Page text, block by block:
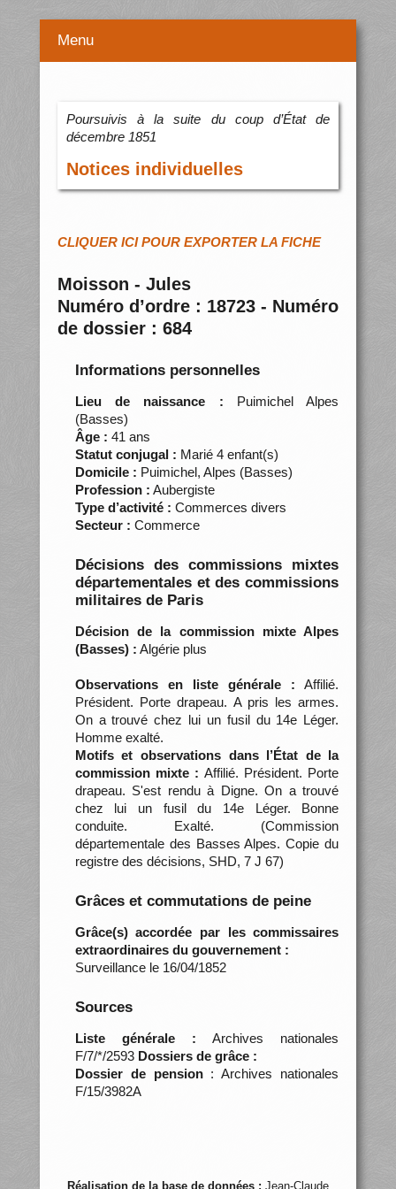
Menu
Poursuivis à la suite du coup d’État de
décembre 1851
Notices individuelles
CLIQUER ICI POUR EXPORTER LA FICHE
Moisson - Jules
Numéro d’ordre : 18723 - Numéro
de dossier : 684
Informations personnelles
Lieu de naissance : Puimichel Alpes
(Basses)
Âge : 41 ans
Statut conjugal : Marié 4 enfant(s)
Domicile : Puimichel, Alpes (Basses)
Profession : Aubergiste
Type d’activité : Commerces divers
Secteur : Commerce
Décisions des commissions mixtes
départementales et des commissions
militaires de Paris
Décision de la commission mixte Alpes
(Basses) : Algérie plus
Observations en liste générale : Affilié.
Président. Porte drapeau. A pris les armes.
On a trouvé chez lui un fusil du 14e Léger.
Homme exalté.
Motifs et observations dans l’État de la
commission mixte : Affilié. Président. Porte
drapeau. S'est rendu à Digne. On a trouvé
chez lui un fusil du 14e Léger. Bonne
conduite. Exalté. (Commission
départementale des Basses Alpes. Copie du
registre des décisions, SHD, 7 J 67)
Grâces et commutations de peine
Grâce(s) accordée par les commissaires
extraordinaires du gouvernement :
Surveillance le 16/04/1852
Sources
Liste générale : Archives nationales
F/7/*/2593 Dossiers de grâce :
Dossier de pension: Archives nationales
F/15/3982A
Réalisation de la base de données : Jean-Claude